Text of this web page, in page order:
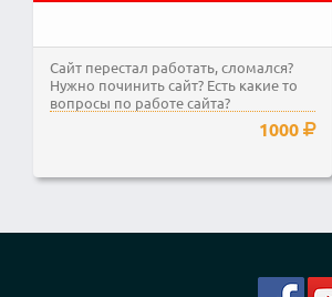
Сайт перестал работать, сломался?
Нужно починить сайт? Есть какие то
вопросы по работе сайта?
1000